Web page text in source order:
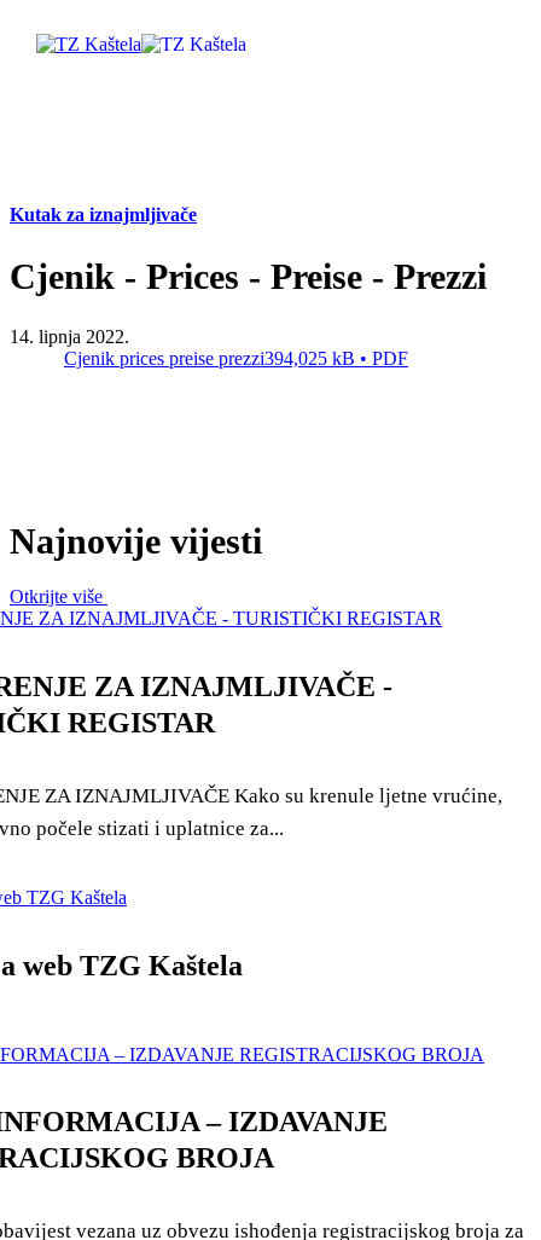
Info
+385 21 227 933 info@kastela-info.hr
Villa Nika, Kamberovo šetalište 30,
21216 Kaštel Stari, Hrvatska
Kutak za iznajmljivače
Cjenik - Prices - Preise - Prezzi
14. lipnja 2022.
Cjenik prices preise prezzi394,025 kB • PDF
Najnovije vijesti
Otkrijte više
ZA IZNAJMLJIVAČE -
REGISTAR
ZA IZNAJMLJIVAČE Kako su krenule ljetne vrućine,
počele stizati i uplatnice za...
web TZG Kaštela
– IZDAVANJE
BROJA
vezana uz obvezu ishođenja registracijskog broja za